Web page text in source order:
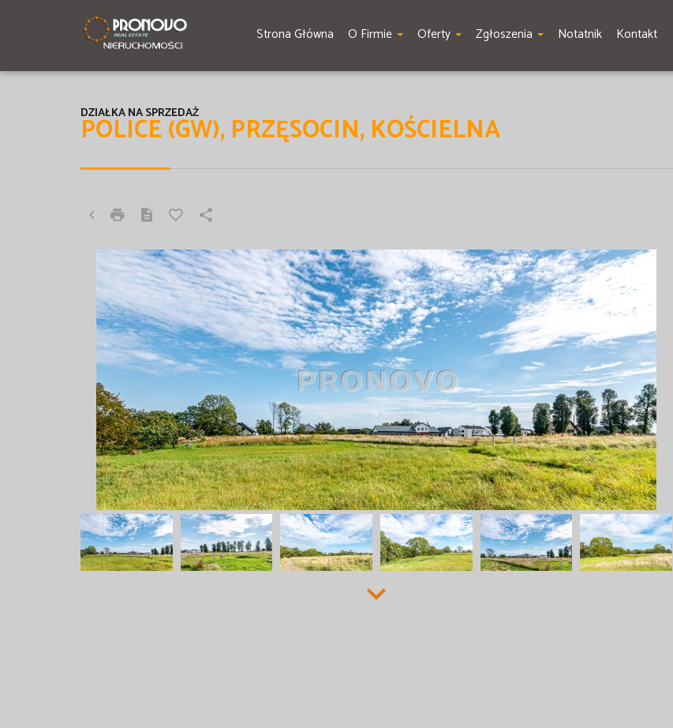
Strona Główna O Firmie Oferty Zgłoszenia Notatnik Kontakt
POLICE (GW), PRZĘSOCIN, KOŚCIELNA
DZIAŁKA NA SPRZEDAŻ